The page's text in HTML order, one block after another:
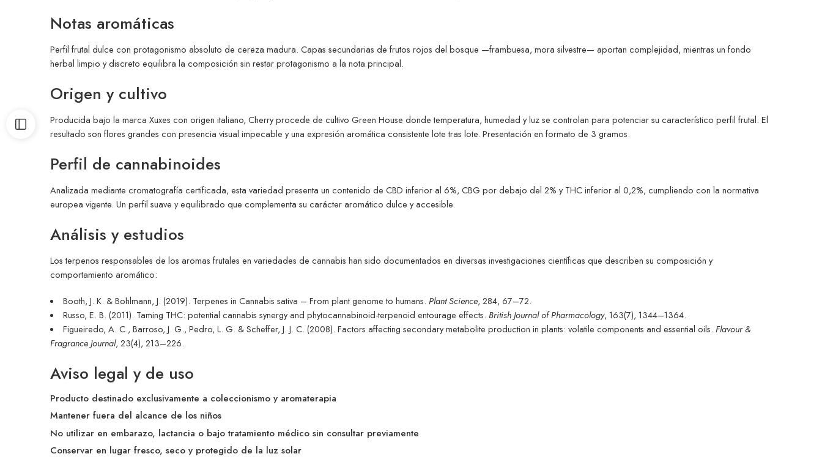
Notas aromáticas
Perfil frutal dulce con protagonismo absoluto de cereza madura. Capas secundarias de frutos rojos del bosque —frambuesa, mora silvestre— aportan complejidad, mientras un fondo
herbal limpio y discreto equilibra la composición sin restar protagonismo a la nota principal.
Origen y cultivo
Producida bajo la marca Xuxes con origen italiano, Cherry procede de cultivo Green House donde temperatura, humedad y luz se controlan para potenciar su característico perfil frutal. El
resultado son flores grandes con presencia visual impecable y una expresión aromática consistente lote tras lote. Presentación en formato de 3 gramos.
Perfil de cannabinoides
Analizada mediante cromatografía certificada, esta variedad presenta un contenido de CBD inferior al 6%, CBG por debajo del 2% y THC inferior al 0,2%, cumpliendo con la normativa
europea vigente. Un perfil suave y equilibrado que complementa su carácter aromático dulce y accesible.
Análisis y estudios
Los terpenos responsables de los aromas frutales en variedades de cannabis han sido documentados en diversas investigaciones científicas que describen su composición y
comportamiento aromático:
Booth, J. K. & Bohlmann, J. (2019). Terpenes in Cannabis sativa – From plant genome to humans. Plant Science, 284, 67–72.
Russo, E. B. (2011). Taming THC: potential cannabis synergy and phytocannabinoid-terpenoid entourage effects. British Journal of Pharmacology, 163(7), 1344–1364.
Figueiredo, A. C., Barroso, J. G., Pedro, L. G. & Scheffer, J. J. C. (2008). Factors affecting secondary metabolite production in plants: volatile components and essential oils. Flavour &
Fragrance Journal, 23(4), 213–226.
Aviso legal y de uso
Producto destinado exclusivamente a coleccionismo y aromaterapia
Mantener fuera del alcance de los niños
No utilizar en embarazo, lactancia o bajo tratamiento médico sin consultar previamente
Conservar en lugar fresco, seco y protegido de la luz solar